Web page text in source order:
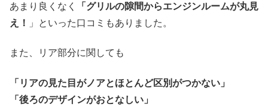
あまり良くなく
「グリルの隙間からエンジンルームが丸見
え！
」といった口コミもありました。
また、リア部分に関しても
「リアの見た目がノアとほとんど区別がつかない」
「後ろのデザインがおとなしい」